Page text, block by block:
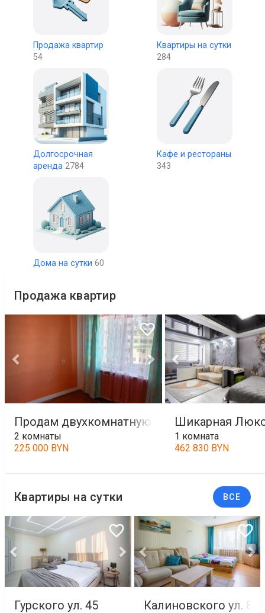
Продажа квартир
54
Квартиры на сутки
284
Долгосрочная
аренда 2784
Кафе и рестораны
343
Дома на сутки 60
Продажа квартир
Продам двухкомнатную квартиру
2 комнаты
225 000 BYN
Шикарная
1 комната
462 830 BYN
Квартиры на сутки ВСЕ
Гурского ул. 45 Калиновского ул.